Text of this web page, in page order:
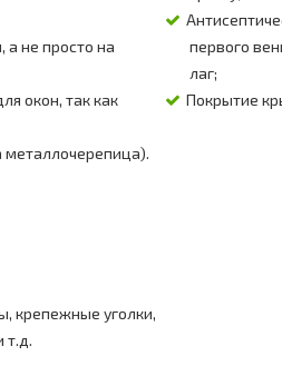
а не просто на
окон, так как
металлочерепица).
крепежные уголки,
т.д.
первого
лаг;
Покрытие